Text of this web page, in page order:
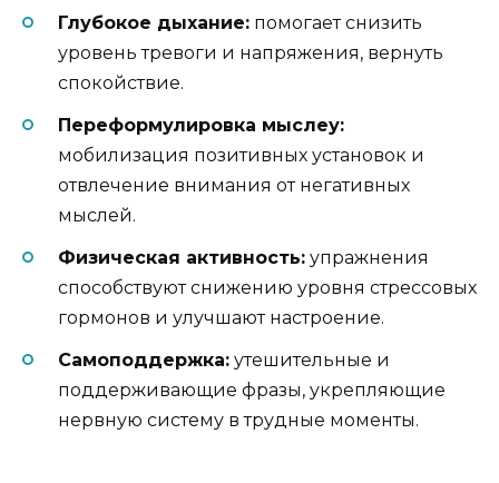
Глубокое дыхание: помогает снизить
уровень тревоги и напряжения, вернуть
спокойствие.
Переформулировка мыслеу:
мобилизация позитивных установок и
отвлечение внимания от негативных
мыслей.
Физическая активность: упражнения
способствуют снижению уровня стрессовых
гормонов и улучшают настроение.
Самоподдержка: утешительные и
поддерживающие фразы, укрепляющие
нервную систему в трудные моменты.